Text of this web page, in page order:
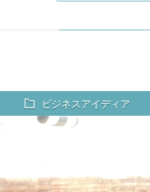
ビジネスアイディア